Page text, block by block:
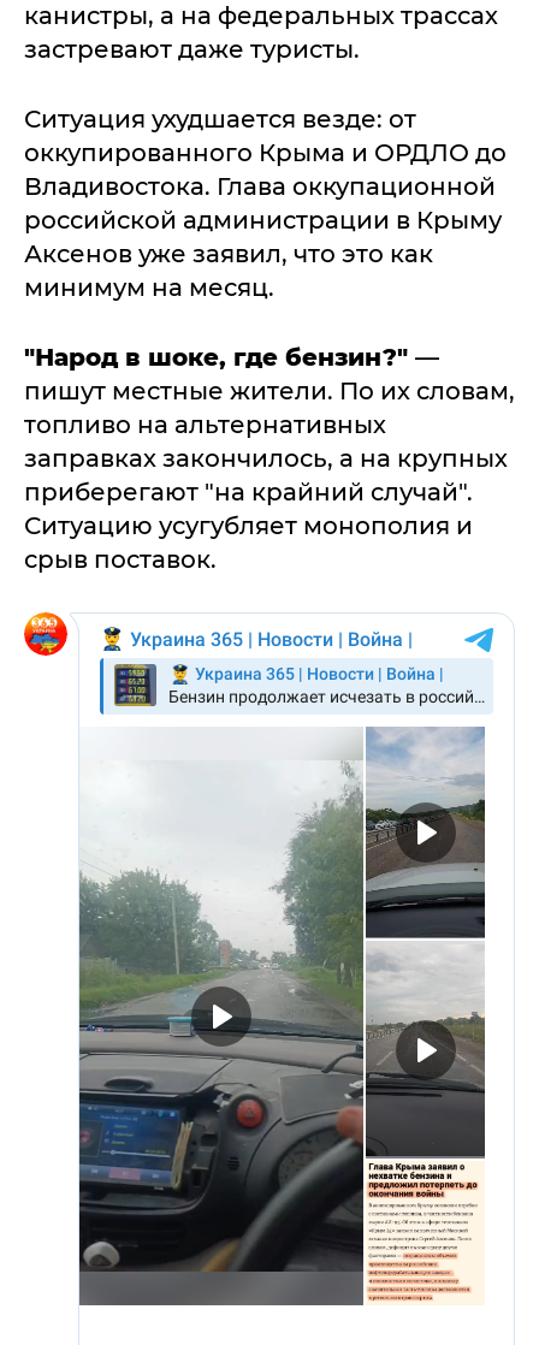
канистры, а на федеральных трассах
застревают даже туристы.
Ситуация ухудшается везде: от
оккупированного Крыма и ОРДЛО до
Владивостока. Глава оккупационной
российской администрации в Крыму
Аксенов уже заявил, что это как
минимум на месяц.
"Народ в шоке, где бензин?" —
пишут местные жители. По их словам,
топливо на альтернативных
заправках закончилось, а на крупных
приберегают "на крайний случай".
Ситуацию усугубляет монополия и
срыв поставок.